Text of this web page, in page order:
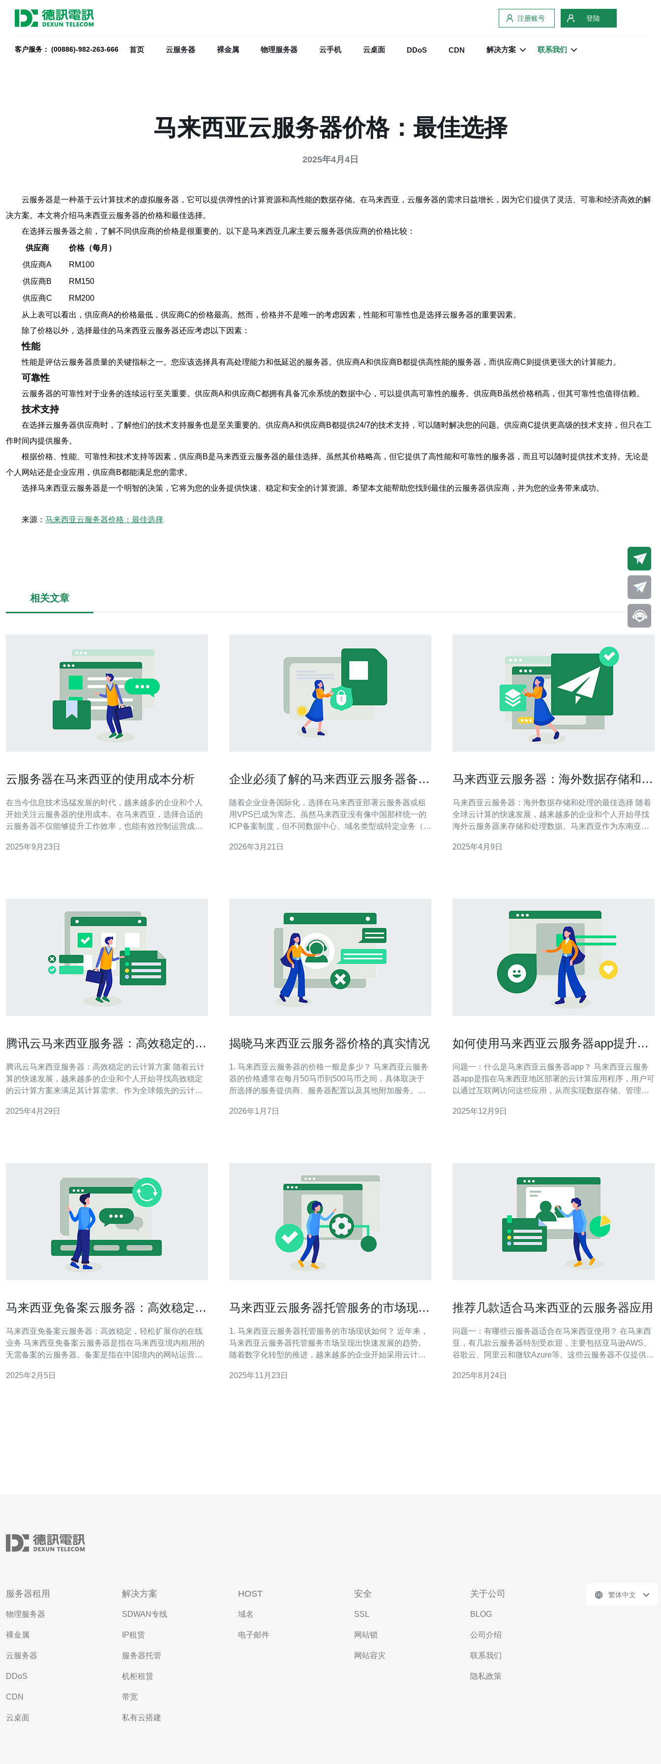
注册账号 登陆
客户服务： (00886)-982-263-666 首页 云服务器 裸金属 物理服务器 云手机 云桌面 DDoS CDN 解决方案 联系我们
马来西亚云服务器价格：最佳选择
2025年4月4日
云服务器是一种基于云计算技术的虚拟服务器，它可以提供弹性的计算资源和高性能的数据存储。在马来西亚，云服务器的需求日益增长，因为它们提供了灵活、可靠和经济高效的解
决方案。本文将介绍马来西亚云服务器的价格和最佳选择。
在选择云服务器之前，了解不同供应商的价格是很重要的。以下是马来西亚几家主要云服务器供应商的价格比较：
供应商
价格（每月）
供应商A
RM100
供应商B
RM150
供应商C
RM200
从上表可以看出，供应商A的价格最低，供应商C的价格最高。然而，价格并不是唯一的考虑因素，性能和可靠性也是选择云服务器的重要因素。
除了价格以外，选择最佳的马来西亚云服务器还应考虑以下因素：
性能
性能是评估云服务器质量的关键指标之一。您应该选择具有高处理能力和低延迟的服务器。供应商A和供应商B都提供高性能的服务器，而供应商C则提供更强大的计算能力。
可靠性
云服务器的可靠性对于业务的连续运行至关重要。供应商A和供应商C都拥有具备冗余系统的数据中心，可以提供高可靠性的服务。供应商B虽然价格稍高，但其可靠性也值得信赖。
技术支持
在选择云服务器供应商时，了解他们的技术支持服务也是至关重要的。供应商A和供应商B都提供24/7的技术支持，可以随时解决您的问题。供应商C提供更高级的技术支持，但只在工
作时间内提供服务。
根据价格、性能、可靠性和技术支持等因素，供应商B是马来西亚云服务器的最佳选择。虽然其价格略高，但它提供了高性能和可靠性的服务器，而且可以随时提供技术支持。无论是
个人网站还是企业应用，供应商B都能满足您的需求。
选择马来西亚云服务器是一个明智的决策，它将为您的业务提供快速、稳定和安全的计算资源。希望本文能帮助您找到最佳的云服务器供应商，并为您的业务带来成功。
来源： 马来西亚云服务器价格：最佳选择
相关文章
云服务器在马来西亚的使用成本分析
在当今信息技术迅猛发展的时代，越来越多的企业和个人
开始关注云服务器的使用成本。在马来西亚，选择合适的
云服务器不仅能够提升工作效率，也能有效控制运营成
比较出最佳、最便宜的选择，以帮助用户做出明智的决
2025年9月23日
企业必须了解的马来西亚云服务器备案
随着企业业务国际化，选择在马来西亚部署云服务器或租
用VPS已成为常态。虽然马来西亚没有像中国那样统一的
ICP备案制度，但不同数据中心、域名类型或特定业务（金
准备相关材料并把握时间节点，以免影响上线进度。 常见
2026年3月21日
马来西亚云服务器：海外数据存储和处
马来西亚云服务器：海外数据存储和处理的最佳选择 随着
全球云计算的快速发展，越来越多的企业和个人开始寻找
海外云服务器来存储和处理数据。马来西亚作为东南亚最
佳选择之一。 首先，马来西亚云服务器提供稳定可靠的网
2025年4月9日
腾讯云马来西亚服务器：高效稳定的云
腾讯云马来西亚服务器：高效稳定的云计算方案 随着云计
算的快速发展，越来越多的企业和个人开始寻找高效稳定
的云计算方案来满足其计算需求。作为全球领先的云计算
高效稳定的云计算解决方案。 腾讯云马来西亚服务器的位
2025年4月29日
揭晓马来西亚云服务器价格的真实情况
1. 马来西亚云服务器的价格一般是多少？ 马来西亚云服务
器的价格通常在每月50马币到500马币之间，具体取决于
所选择的服务提供商、服务器配置以及其他附加服务。一
器则价格较高。不同的服务商也会根据市场需求、竞争状
2026年1月7日
如何使用马来西亚云服务器app提升工
问题一：什么是马来西亚云服务器app？ 马来西亚云服务
器app是指在马来西亚地区部署的云计算应用程序，用户可
以通过互联网访问这些应用，从而实现数据存储、管理和
可扩展性和成本效益，尤其适合需要灵活办公环境的企业
2025年12月9日
马来西亚免备案云服务器：高效稳定，
马来西亚免备案云服务器：高效稳定，轻松扩展你的在线
业务 马来西亚免备案云服务器是指在马来西亚境内租用的
无需备案的云服务器。备案是指在中国境内的网站运营者
而，对于一些海外运营的网站来说，备案是一个繁琐的过
2025年2月5日
马来西亚云服务器托管服务的市场现状
1. 马来西亚云服务器托管服务的市场现状如何？ 近年来，
马来西亚云服务器托管服务市场呈现出快速发展的趋势。
随着数字化转型的推进，越来越多的企业开始采用云计算
计算市场在过去几年中以年均超过20%的速度增长，预计
2025年11月23日
推荐几款适合马来西亚的云服务器应用
问题一：有哪些云服务器适合在马来西亚使用？ 在马来西
亚，有几款云服务器特别受欢迎，主要包括亚马逊AWS、
谷歌云、阿里云和微软Azure等。这些云服务器不仅提供高
满足企业和个人用户的需求。 问题二：马来西亚的云服务
2025年8月24日
服务器租用
物理服务器
裸金属
云服务器
DDoS
CDN
云桌面
解决方案
SDWAN专线
IP租赁
服务器托管
机柜租赁
带宽
私有云搭建
HOST
域名
电子邮件
安全
SSL
网站锁
网站容灾
关于公司
BLOG
公司介绍
联系我们
隐私政策
繁体中文